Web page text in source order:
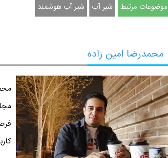
موضوعات مرتبط شیر آب شیر آب هوشمند
محمدرضا امین زاده